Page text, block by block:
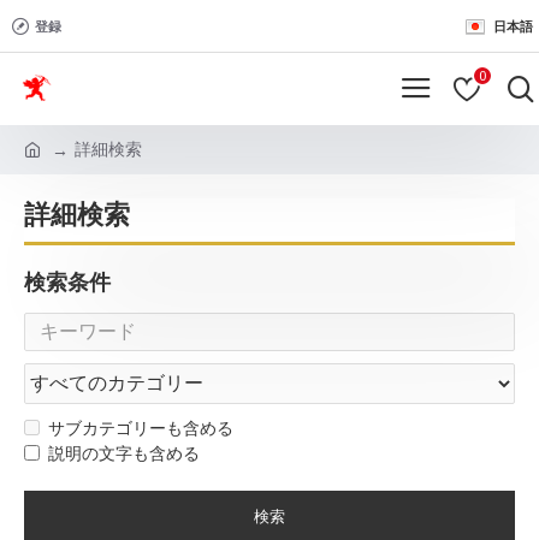
登録 日本語
0
詳細検索
詳細検索
検索条件
サブカテゴリーも含める
説明の文字も含める
検索